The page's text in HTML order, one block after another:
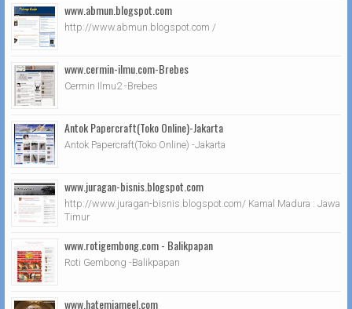
www.abmun.blogspot.com
http://www.abmun.blogspot.com /
www.cermin-ilmu.com-Brebes
Cermin Ilmu2 -Brebes
Antok Papercraft(Toko Online)-Jakarta
Antok Papercraft(Toko Online) -Jakarta
www.juragan-bisnis.blogspot.com
http://www.juragan-bisnis.blogspot.com/ Kamal Madura : Jawa
Timur
www.rotigembong.com - Balikpapan
Roti Gembong -Balikpapan
www.hatemjameel.com